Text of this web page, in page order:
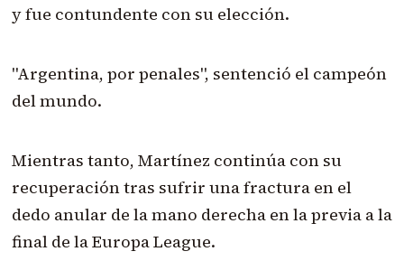
y fue contundente con su elección.
"Argentina, por penales", sentenció el campeón
del mundo.
Mientras tanto, Martínez continúa con su
recuperación tras sufrir una fractura en el
dedo anular de la mano derecha en la previa a la
final de la Europa League.